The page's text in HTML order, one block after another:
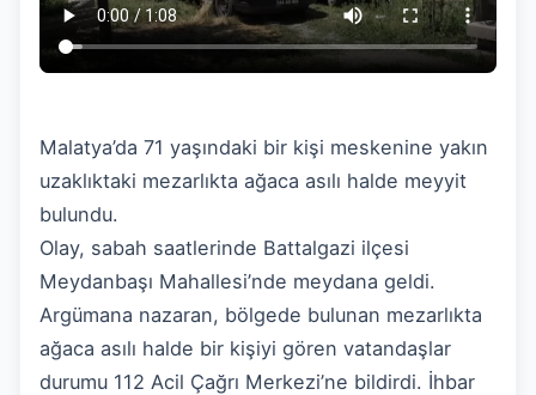
Malatya’da 71 yaşındaki bir kişi meskenine yakın
uzaklıktaki mezarlıkta ağaca asılı halde meyyit
bulundu.
Olay, sabah saatlerinde Battalgazi ilçesi
Meydanbaşı Mahallesi’nde meydana geldi.
Argümana nazaran, bölgede bulunan mezarlıkta
ağaca asılı halde bir kişiyi gören vatandaşlar
durumu 112 Acil Çağrı Merkezi’ne bildirdi. İhbar